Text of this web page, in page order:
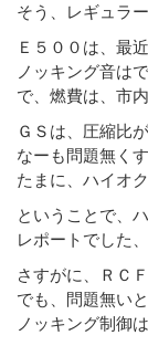
そう、レギュラ
Ｅ５００は、最
ノッキング音は
で、燃費は、市
ＧＳは、圧縮比
なーも問題無く
たまに、ハイオ
ということで、
レポートでした、
さすがに、ＲＣ
でも、問題無い
ノッキング制御